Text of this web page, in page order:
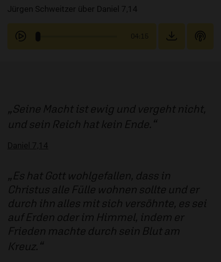
AUDIOTHEK
PROGRAMM
Jürgen Schweitzer über Daniel 7,14
04:15
Seine Macht ist ewig und vergeht nicht,
und sein Reich hat kein Ende.
Daniel 7,14
Es hat Gott wohlgefallen, dass in
Christus alle Fülle wohnen sollte und er
durch ihn alles mit sich versöhnte, es sei
auf Erden oder im Himmel, indem er
Frieden machte durch sein Blut am
Kreuz.